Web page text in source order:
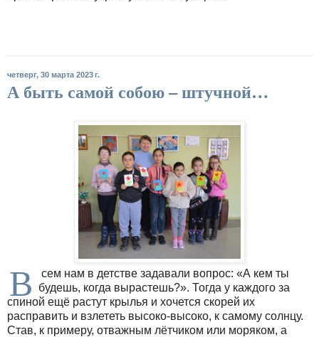
четверг, 30 марта 2023 г.
А быть самой собою – штучной…
В
сем нам в детстве задавали вопрос: «А кем ты
будешь, когда вырастешь?». Тогда у каждого за
спиной ещё растут крылья и хочется скорей их
расправить и взлететь высоко-высоко, к самому солнцу.
Став, к примеру, отважным лётчиком или моряком, а